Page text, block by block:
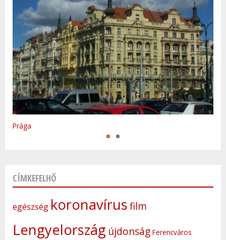
Prága
Varsó
CÍMKEFELHŐ
egészség koronavírusfilm
Lengyelország újdonság Ferencváros